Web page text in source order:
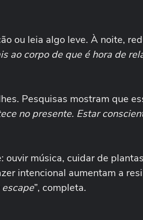
ou leia algo leve. À noite,
ao corpo de que é hora de
Pesquisas mostram que
no presente. Estar
música, cuidar de
intencional aumentam a
”, completa.